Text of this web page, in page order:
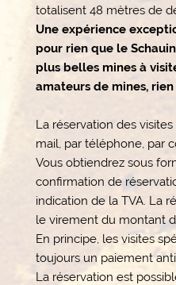
totalisent 48 mètres de
Une expérience
pour rien que le
plus belles mines à
amateurs de mines,
La réservation des
mail, par téléphone, par
Vous obtiendrez sous
confirmation de
indication de la TVA. La
le virement du montant
En principe, les visites
toujours un paiement
La réservation est